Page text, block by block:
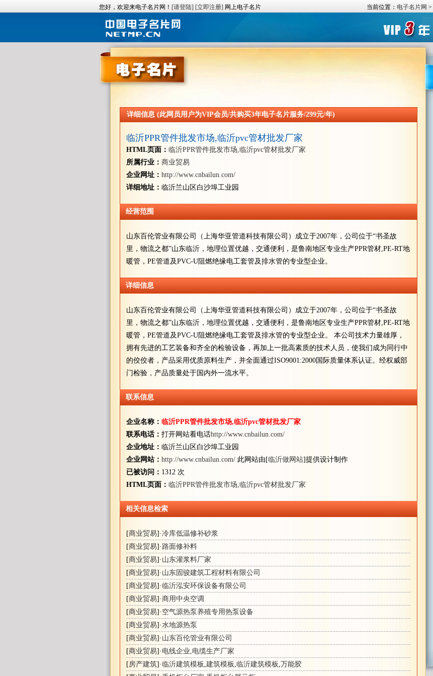
您好，欢迎来电子名片网！ [请登陆] [立即注册] 网上电子名片 当前位置： 电子名片网 >
详细信息 (此网员用户为VIP会员/共购买3年电子名片服务/299元/年)
临沂PPR管件批发市场,临沂pvc管材批发厂家
HTML页面： 临沂PPR管件批发市场,临沂pvc管材批发厂家
所属行业： 商业贸易
企业网址： http://www.cnbailun.com/
详细地址： 临沂兰山区白沙埠工业园
经营范围
山东百伦管业有限公司（上海华亚管道科技有限公司）成立于2007年，公司位于“书圣故
里，物流之都”山东临沂，地理位置优越，交通便利，是鲁南地区专业生产PPR管材,PE-RT地
暖管，PE管道及PVC-U阻燃绝缘电工套管及排水管的专业型企业。
详细信息
山东百伦管业有限公司（上海华亚管道科技有限公司）成立于2007年，公司位于“书圣故
里，物流之都”山东临沂，地理位置优越，交通便利，是鲁南地区专业生产PPR管材,PE-RT地
暖管，PE管道及PVC-U阻燃绝缘电工套管及排水管的专业型企业。 本公司技术力量雄厚，
拥有先进的工艺装备和齐全的检验设备，再加上一批高素质的技术人员，使我们成为同行中
的佼佼者，产品采用优质原料生产，并全面通过ISO9001:2000国际质量体系认证。经权威部
门检验，产品质量处于国内外一流水平。
联系信息
企业名称： 临沂PPR管件批发市场,临沂pvc管材批发厂家
联系电话： 打开网站看电话http://www.cnbailun.com/
企业地址： 临沂兰山区白沙埠工业园
企业网站： http://www.cnbailun.com/ 此网站由[临沂做网站]提供设计制作
已被访问： 1312 次
HTML页面： 临沂PPR管件批发市场,临沂pvc管材批发厂家
相关信息检索
[商业贸易]·冷库低温修补砂浆
[商业贸易]· 路面修补料
[商业贸易]· 山东灌浆料厂家
[商业贸易]· 山东固骏建筑工程材料有限公司
[商业贸易]·临沂泓安环保设备有限公司
[商业贸易]·商用中央空调
[商业贸易]· 空气源热泵养殖专用热泵设备
[商业贸易]·水地源热泵
[商业贸易]· 山东百伦管业有限公司
[商业贸易]· 电线企业,电缆生产厂家
[房产建筑]·临沂建筑模板 ,建筑模板 ,临沂建筑模板 ,万能胶